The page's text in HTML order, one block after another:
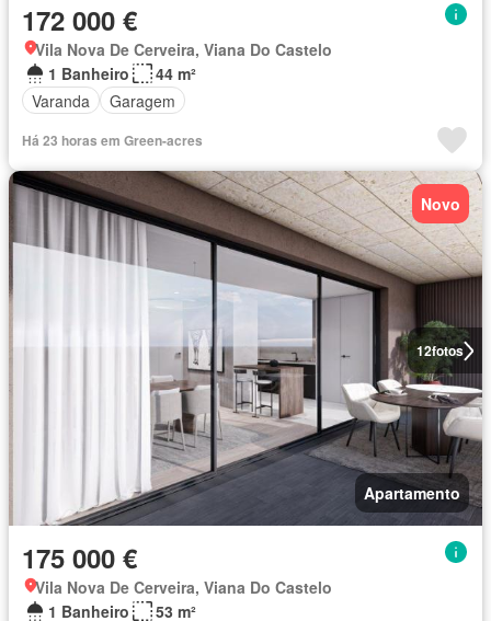
172 000 €
Vila Nova De Cerveira, Viana Do Castelo
1 Banheiro
44 m²
Varanda
Garagem
Há 23 horas em Green-acres
12fotos
Novo
Apartamento
175 000 €
Vila Nova De Cerveira, Viana Do Castelo
1 Banheiro
53 m²